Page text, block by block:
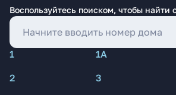
Воспользуйтесь поиском, чтобы найти
1 1А
2
3